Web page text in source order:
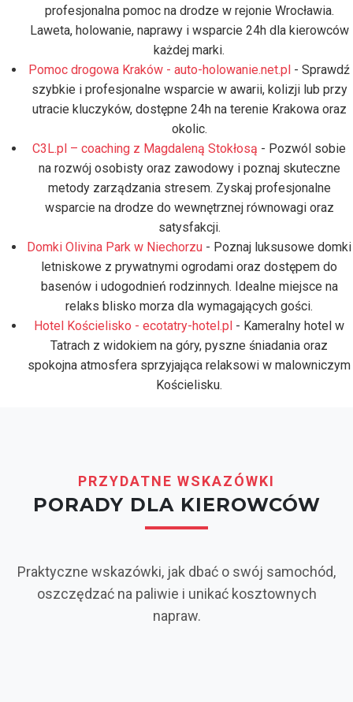
profesjonalna pomoc na drodze w rejonie Wrocławia.
Laweta, holowanie, naprawy i wsparcie 24h dla kierowców
każdej marki.
Pomoc drogowa Kraków - auto-holowanie.net.pl - Sprawdź
szybkie i profesjonalne wsparcie w awarii, kolizji lub przy
utracie kluczyków, dostępne 24h na terenie Krakowa oraz
okolic.
C3L.pl – coaching z Magdaleną Stokłosą - Pozwól sobie
na rozwój osobisty oraz zawodowy i poznaj skuteczne
metody zarządzania stresem. Zyskaj profesjonalne
wsparcie na drodze do wewnętrznej równowagi oraz
satysfakcji.
Domki Olivina Park w Niechorzu - Poznaj luksusowe domki
letniskowe z prywatnymi ogrodami oraz dostępem do
basenów i udogodnień rodzinnych. Idealne miejsce na
relaks blisko morza dla wymagających gości.
Hotel Kościelisko - ecotatry-hotel.pl - Kameralny hotel w
Tatrach z widokiem na góry, pyszne śniadania oraz
spokojna atmosfera sprzyjająca relaksowi w malowniczym
Kościelisku.
PRZYDATNE WSKAZÓWKI
PORADY DLA KIEROWCÓW
Praktyczne wskazówki, jak dbać o swój samochód,
oszczędzać na paliwie i unikać kosztownych
napraw.